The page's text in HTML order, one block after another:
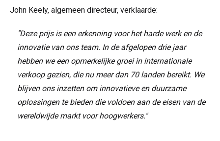
John Keely, algemeen directeur, verklaarde:
"Deze prijs is een erkenning voor het harde werk en de
innovatie van ons team. In de afgelopen drie jaar
hebben we een opmerkelijke groei in internationale
verkoop gezien, die nu meer dan 70 landen bereikt. We
blijven ons inzetten om innovatieve en duurzame
oplossingen te bieden die voldoen aan de eisen van de
wereldwijde markt voor hoogwerkers."